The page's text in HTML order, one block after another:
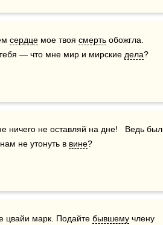
сердце мое твоя смерть обожгла.
— что мне мир и мирские дела?
ничего не оставляй на дне!   Ведь был
не утонуть в вине?
цвайи марк. Подайте бывшему члену